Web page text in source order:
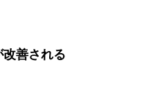
善される